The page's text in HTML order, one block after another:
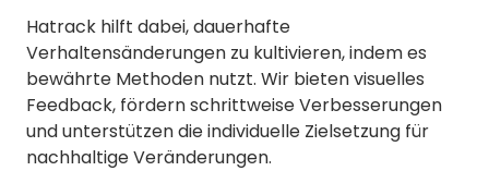
Hatrack hilft dabei, dauerhafte
Verhaltensänderungen zu kultivieren, indem es
bewährte Methoden nutzt. Wir bieten visuelles
Feedback, fördern schrittweise Verbesserungen
und unterstützen die individuelle Zielsetzung für
nachhaltige Veränderungen.